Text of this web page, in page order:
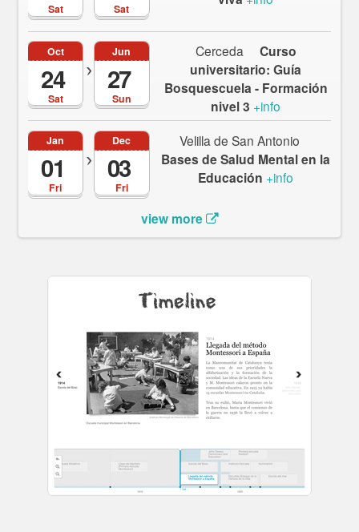
Sat Sat
Sat
Oct
24
Sun
Jun
27
Cerceda
Curso
universitario: Guía
Bosquescuela - Formación
nivel 3 +info
Fri
Jan
01
Fri
Dec
03
Velilla de San Antonio
Bases de Salud Mental en la
Educación +info
view more